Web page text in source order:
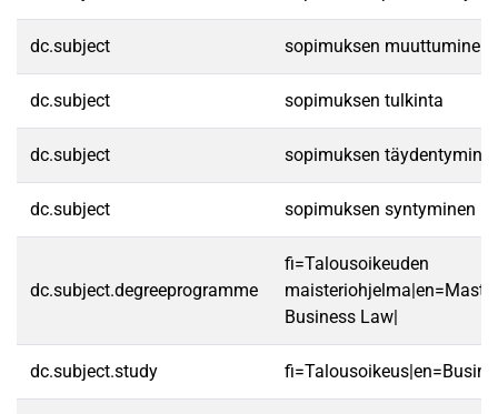
dc.subject sopimuksen muuttuminen
dc.subject sopimuksen tulkinta
dc.subject sopimuksen
dc.subject sopimuksen syntyminen
dc.subject.degreeprogramme
fi=Talousoikeuden
Business Law|
dc.subject.study